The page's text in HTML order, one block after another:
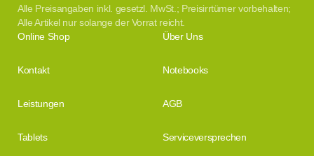
Alle Preisangaben inkl. gesetzl. MwSt.; Preisirrtümer vorbehalten;
Alle Artikel nur solange der Vorrat reicht.
Online Shop Über Uns
Kontakt Notebooks
Leistungen AGB
Tablets Serviceversprechen